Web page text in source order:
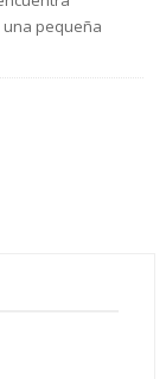
una pequeña